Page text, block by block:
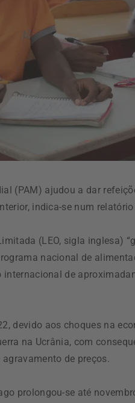
(PAM) ajudou a dar
indica-se num
(LEO, sigla inglesa)
nacional de
internacional de
devido aos choques na
na Ucrânia, com
de preços.
prolongou-se até